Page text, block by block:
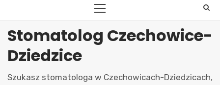
PRIMARY
Stomatolog Czechowice-
Dziedzice
Szukasz stomatologa w Czechowicach-Dziedzicach,